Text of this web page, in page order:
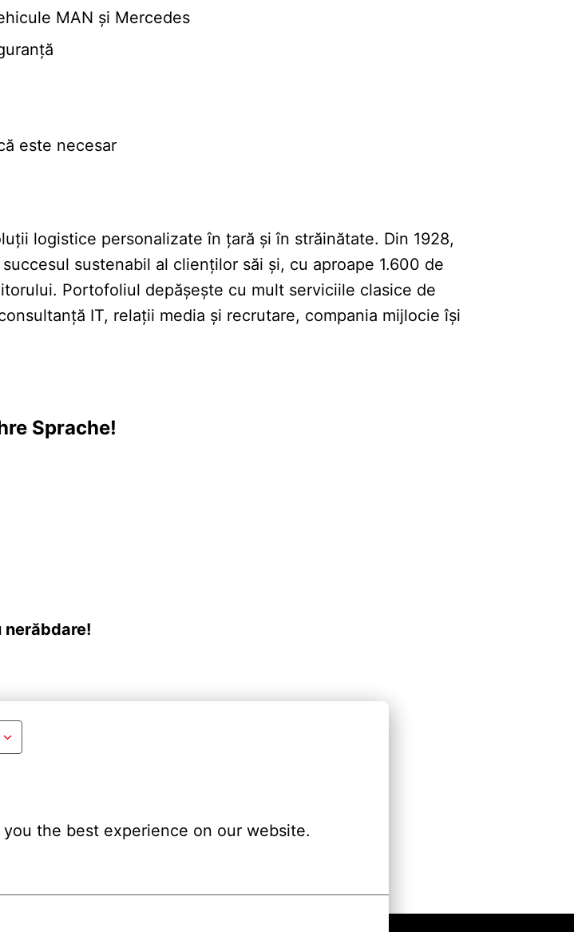
the best experience on our website.
MAN și Mercedes
este necesar
logistice personalizate în țară și în străinătate. Din 1928,
sustenabil al clienților săi și, cu aproape 1.600 de
Portofoliul depășește cu mult serviciile clasice de
IT, relații media și recrutare, compania mijlocie își
Sprache!
locul de muncă